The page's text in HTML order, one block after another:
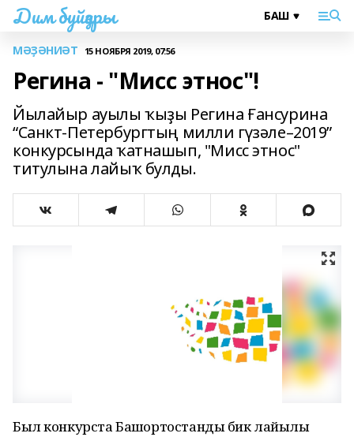
Дим буйҙары
МӘҘӘНИӘТ 15 НОЯБРЯ 2019, 07:56
Регина - "Мисс этнос"!
Йылайыр ауылы ҡыҙы Регина Ғансурина
“Санкт-Петербургтың милли гүзәле–2019”
конкурсында ҡатнашып, "Мисс этнос"
титулына лайыҡ булды.
Был конкурста Башҡортостанды бик лайыҡлы